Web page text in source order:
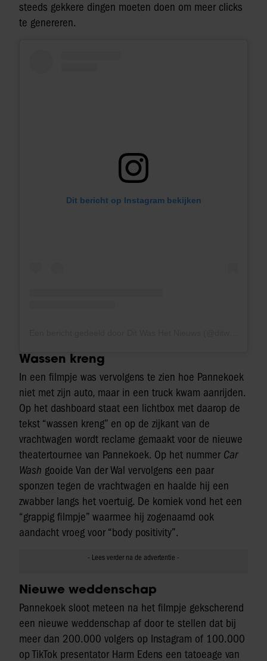
steeds gekkere dingen moeten doen om meer clicks
te genereren.
Dit bericht op Instagram bekijken
Wassen kreng
In een filmpje was vervolgens te zien hoe Pannekoek
niet met zijn auto, maar in een truck kwam aanrijden.
Op het dashboard staat een lichtbox met daarop de
tekst “wassen kreng” en op de zijkant van de
vrachtwagen wordt reclame gemaakt voor de nieuwe
theatertournee van Pannekoek. Op het nummer Car
Wash gooide Van der Wal vervolgens een paar
sponzen tegen de vrachtwagen en haalde hij een
zwabber langs het voertuig. De komiek vond het een
“grappig filmpje” waarmee hij zogenaamd ook
aandacht vroeg voor “body positivity”.
Nieuwe weddenschap
Pannekoek sloot meteen na het filmpje gekscherend
een nieuwe weddenschap af door te stellen dat bij
meer dan 200.000 volgers op Instagram of 100.000
op TikTok presentator Harm Edens een tatoeage van